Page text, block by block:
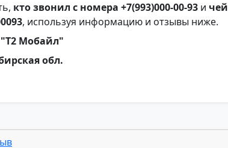
кто звонил с номера +7(993)000-00-93 и чей
, используя информацию и отзывы ниже.
Мобайл"
обл.